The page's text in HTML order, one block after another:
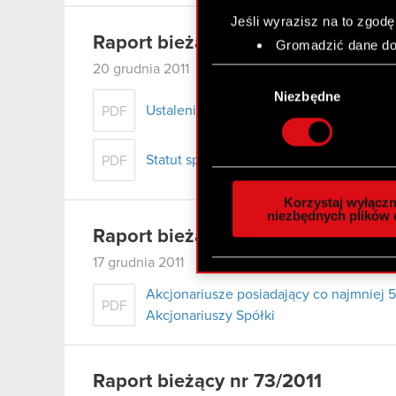
Jeśli wyrazisz na to
Gromadzić dane
Identyfikować
Dowiedz się więcej
szczegółów . W
Wykorzystujemy pliki
społecznościowym,
otrzymanymi od Ciebie
zgadasz się na używanie
Niezbędne
Korzystaj
niezbędnych plików
Raport bieżący nr 75/2011
20 grudnia 2011
PDF Ustalenie jednolitego tekstu Statutu
PDF Statut spółki
Raport bieżący nr 74/2011
17 grudnia 2011
PDF
Akcjonariusze posiadający co najmniej
Akcjonariuszy Spółki
Raport bieżący nr 73/2011